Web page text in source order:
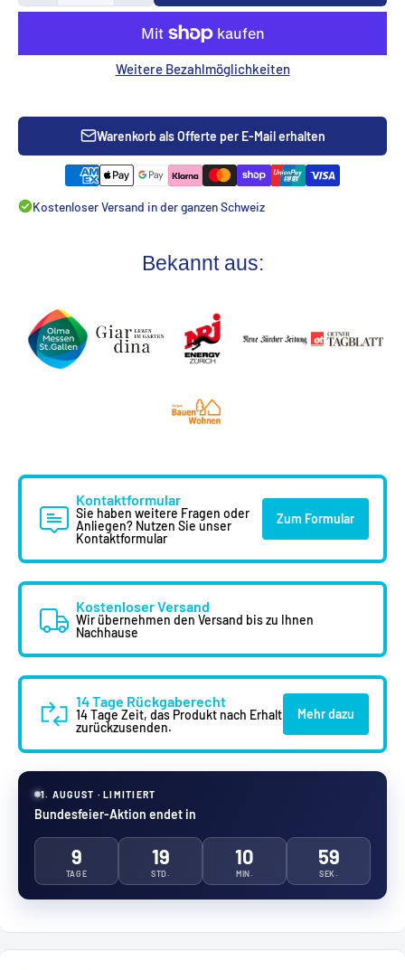
Weitere Bezahlmöglichkeiten
Warenkorb als Offerte per E-Mail erhalten
Kostenloser Versand in der ganzen Schweiz
Bekannt aus:
Kontaktformular
Sie haben weitere Fragen oder
Anliegen? Nutzen Sie unser
Kontaktformular
Zum Formular
Kostenloser Versand
Wir übernehmen den Versand bis zu Ihnen
Nachhause
14 Tage Rückgaberecht
14 Tage Zeit, das Produkt nach Erhalt
zurückzusenden.
Mehr dazu
1. AUGUST · LIMITIERT
Bundesfeier-Aktion endet in
9
TAGE
19
STD.
10
MIN.
57
SEK.